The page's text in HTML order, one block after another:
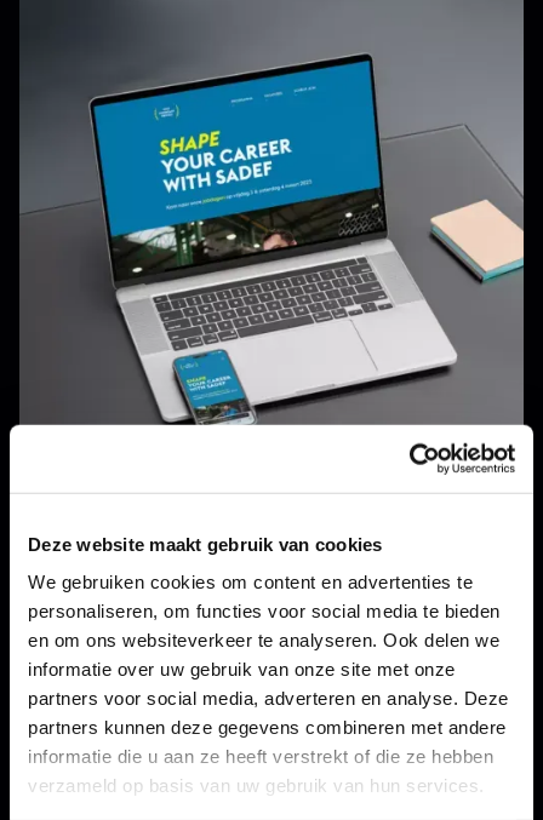
Deze website maakt gebruik van cookies
We gebruiken cookies om content en advertenties te
personaliseren, om functies voor social media te bieden
en om ons websiteverkeer te analyseren. Ook delen we
informatie over uw gebruik van onze site met onze
partners voor social media, adverteren en analyse. Deze
partners kunnen deze gegevens combineren met andere
informatie die u aan ze heeft verstrekt of die ze hebben
verzameld op basis van uw gebruik van hun services.
Voestalpine Sadef
Voestalpine Sadef heeft meer dan 70 jaar ervaring in de
productie van stalen profielen.